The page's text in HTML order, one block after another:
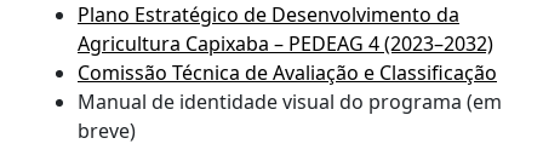
Plano Estratégico de Desenvolvimento da
Agricultura Capixaba – PEDEAG 4 (2023–2032)
Comissão Técnica de Avaliação e Classificação
Manual de identidade visual do programa (em
breve)